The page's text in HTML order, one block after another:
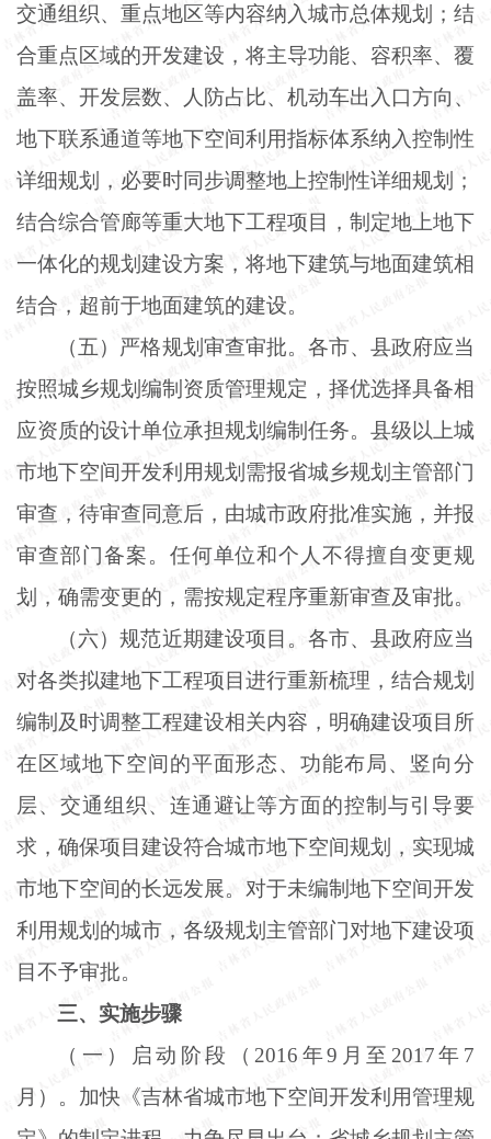
交通组织、重点地区等内容纳入城市总体规划；结
合重点区域的开发建设，将主导功能、容积率、覆
盖率、开发层数、人防占比、机动车出入口方向、
地下联系通道等地下空间利用指标体系纳入控制性
详细规划，必要时同步调整地上控制性详细规划；
结合综合管廊等重大地下工程项目，制定地上地下
一体化的规划建设方案，将地下建筑与地面建筑相
结合，超前于地面建筑的建设。
（五）严格规划审查审批。各市、县政府应当
按照城乡规划编制资质管理规定，择优选择具备相
应资质的设计单位承担规划编制任务。县级以上城
市地下空间开发利用规划需报省城乡规划主管部门
审查，待审查同意后，由城市政府批准实施，并报
审查部门备案。任何单位和个人不得擅自变更规
划，确需变更的，需按规定程序重新审查及审批。
（六）规范近期建设项目。各市、县政府应当
对各类拟建地下工程项目进行重新梳理，结合规划
编制及时调整工程建设相关内容，明确建设项目所
在区域地下空间的平面形态、功能布局、竖向分
层、交通组织、连通避让等方面的控制与引导要
求，确保项目建设符合城市地下空间规划，实现城
市地下空间的长远发展。对于未编制地下空间开发
利用规划的城市，各级规划主管部门对地下建设项
目不予审批。
三、实施步骤
（一）启动阶段（ 2016年9月至2017年7
月）。加快《吉林省城市地下空间开发利用管理规